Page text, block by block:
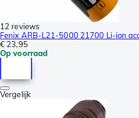
12 reviews
Fenix ARB-L21-5000 21700 Li-ion
€ 23,95
Op voorraad
Vergelijk